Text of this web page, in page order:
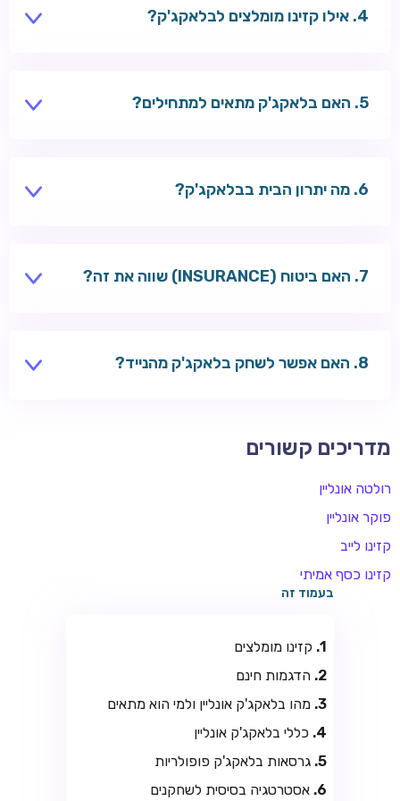
אילו קזינו מומלצים לבלאקג'ק?
האם בלאקג'ק מתאים למתחילים?
מה יתרון הבית בבלאקג'ק?
האם ביטוח (INSURANCE) שווה את זה?
האם אפשר לשחק בלאקג'ק מהנייד?
מדריכים קשורים
רולטה אונליין
פוקר אונליין
קזינו לייב
קזינו כסף אמיתי
בעמוד זה
קזינו מומלצים
הדגמות חינם
מהו בלאקג'ק אונליין ולמי הוא מתאים
כללי בלאקג'ק אונליין
גרסאות בלאקג'ק פופולריות
אסטרטגיה בסיסית לשחקנים